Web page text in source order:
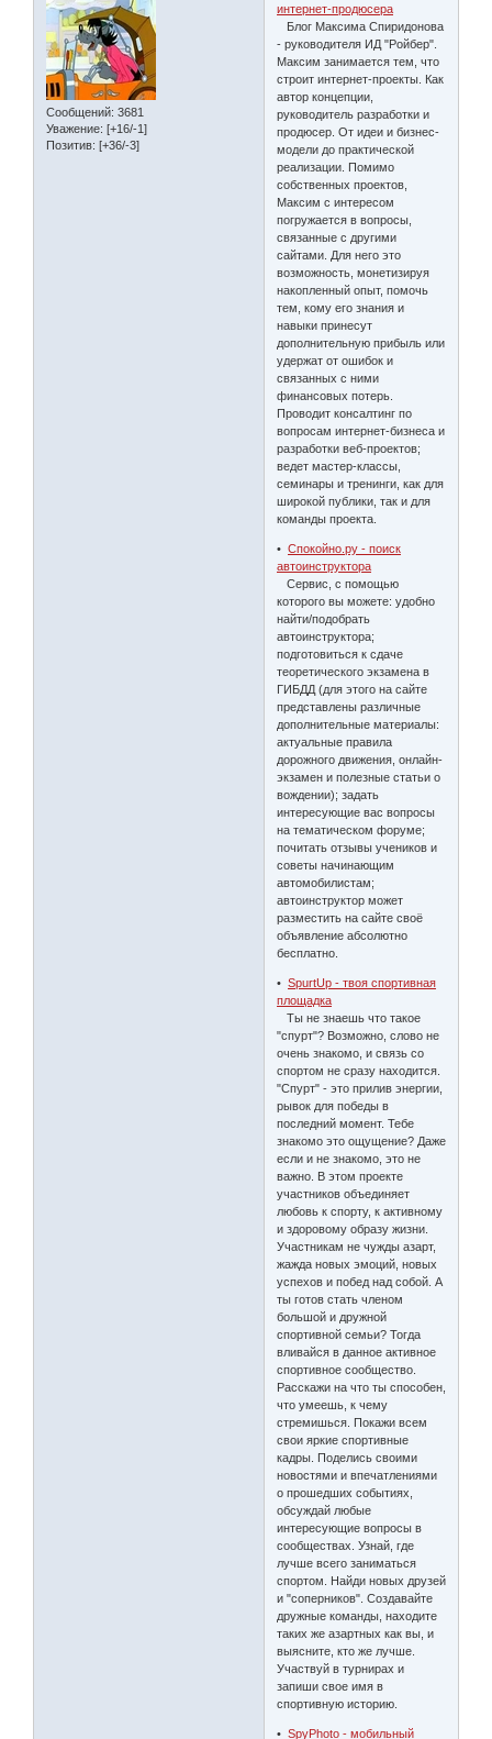
Сообщений: 3681
Уважение: [+16/-1]
Позитив: [+36/-3]
интернет-продюсера
Блог Максима Спиридонова
- руководителя ИД "Ройбер".
Максим занимается тем, что
строит интернет-проекты. Как
автор концепции,
руководитель разработки и
продюсер. От идеи и бизнес-
модели до практической
реализации. Помимо
собственных проектов,
Максим с интересом
погружается в вопросы,
связанные с другими
сайтами. Для него это
возможность, монетизируя
накопленный опыт, помочь
тем, кому его знания и
навыки принесут
дополнительную прибыль или
удержат от ошибок и
связанных с ними
финансовых потерь.
Проводит консалтинг по
вопросам интернет-бизнеса и
разработки веб-проектов;
ведет мастер-классы,
семинары и тренинги, как для
широкой публики, так и для
команды проекта.
•Спокойно.ру - поиск
автоинструктора
Сервис, с помощью
которого вы можете: удобно
найти/подобрать
автоинструктора;
подготовиться к сдаче
теоретического экзамена в
ГИБДД (для этого на сайте
представлены различные
дополнительные материалы:
актуальные правила
дорожного движения, онлайн-
экзамен и полезные статьи о
вождении); задать
интересующие вас вопросы
на тематическом форуме;
почитать отзывы учеников и
советы начинающим
автомобилистам;
автоинструктор может
разместить на сайте своё
объявление абсолютно
бесплатно.
•SpurtUp - твоя спортивная
площадка
Ты не знаешь что такое
"спурт"? Возможно, слово не
очень знакомо, и связь со
спортом не сразу находится.
"Спурт" - это прилив энергии,
рывок для победы в
последний момент. Тебе
знакомо это ощущение? Даже
если и не знакомо, это не
важно. В этом проекте
участников объединяет
любовь к спорту, к активному
и здоровому образу жизни.
Участникам не чужды азарт,
жажда новых эмоций, новых
успехов и побед над собой. А
ты готов стать членом
большой и дружной
спортивной семьи? Тогда
вливайся в данное активное
спортивное сообщество.
Расскажи на что ты способен,
что умеешь, к чему
стремишься. Покажи всем
свои яркие спортивные
кадры. Поделись своими
новостями и впечатлениями
о прошедших событиях,
обсуждай любые
интересующие вопросы в
сообществах. Узнай, где
лучше всего заниматься
спортом. Найди новых друзей
и "соперников". Создавайте
дружные команды, находите
таких же азартных как вы, и
выясните, кто же лучше.
Участвуй в турнирах и
запиши свое имя в
спортивную историю.
•SpyPhoto - мобильный